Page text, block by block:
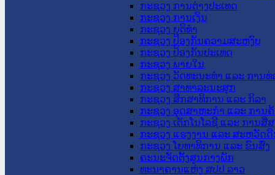
ກະຊວງ ການຕ່າງປະເທດ
ກະຊວງ ການເງິນ
ກະຊວງ ຍຸຕິທໍາ
ກະຊວງ ປ້ອງກັນຄວາມສະຫງົບ
ກະຊວງ ປ້ອງກັນປະເທດ
ກະຊວງ ພາຍໃນ
ກະຊວງ ວັດທະນະທຳ ແລະ ການທ່
ກະຊວງ ສາທາລະນະສຸກ
ກະຊວງ ສຶກສາທິການ ແລະ ກິລາ
ກະຊວງ ອຸດສາຫະກຳ ແລະ ການຄ້
ກະຊວງ ເຕັກໂນໂລຊີ ແລະ ການສື່
ກະຊວງ ແຮງງານ ແລະ ສະຫວັດ
ກະຊວງ ໂຍທາທິການ ແລະ ຂົນສົ່ງ
ຄະນະຈັດຕັ້ງສູນກາງພັກ
ທະນາຄານແຫ່ງ ສປປ ລາວ